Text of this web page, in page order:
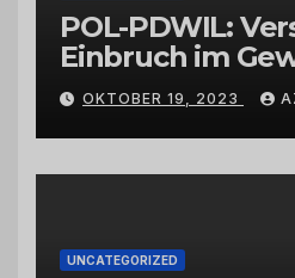
POL-PDWIL:
Einbruch im
Wittlich
OKTOBER 19, 2023
UNCATEGORIZED